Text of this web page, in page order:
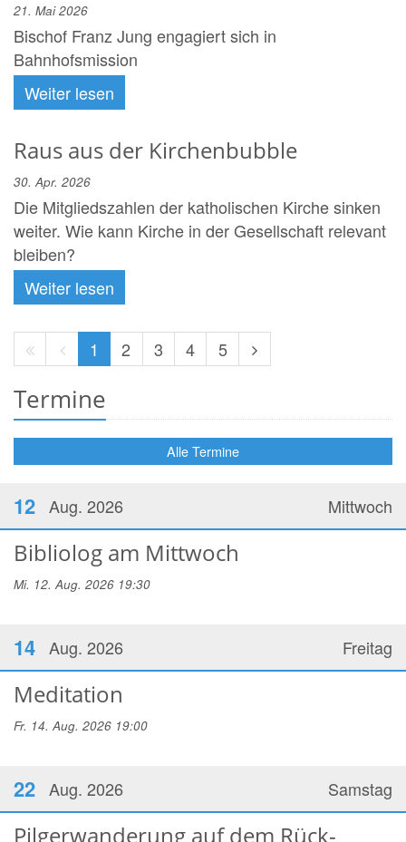
21. Mai 2026
Bischof Franz Jung engagiert sich in
Bahnhofsmission
Weiter lesen
Raus aus der Kirchenbubble
30. Apr. 2026
Die Mitgliedszahlen der katholischen Kirche sinken
weiter. Wie kann Kirche in der Gesellschaft relevant
bleiben?
Weiter lesen
Erste
Seite
Vorherige
Seite
1 2 3 4 5
Nächste
Seite
Termine
Alle Termine
Mittwoch
12 Aug. 2026
Bibliolog am Mittwoch
Mi. 12. Aug. 2026 19:30
Freitag
14 Aug. 2026
Meditation
Fr. 14. Aug. 2026 19:00
Samstag
22 Aug. 2026
Pilgerwanderung auf dem Rück-